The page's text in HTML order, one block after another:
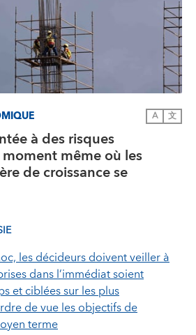
A 文
à des risques
même où les
de croissance se
les décideurs doivent veiller à
dans l’immédiat soient
et ciblées sur les plus
de vue les objectifs de
terme